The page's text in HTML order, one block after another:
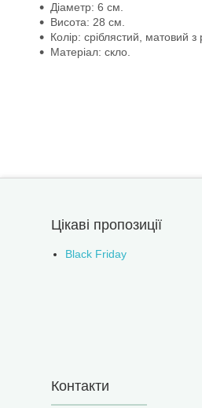
Діаметр: 6 см.
Висота: 28 см.
Колір: сріблястий, матовий з
Матеріал: скло.
Цікаві пропозиції
Black Friday
Контакти